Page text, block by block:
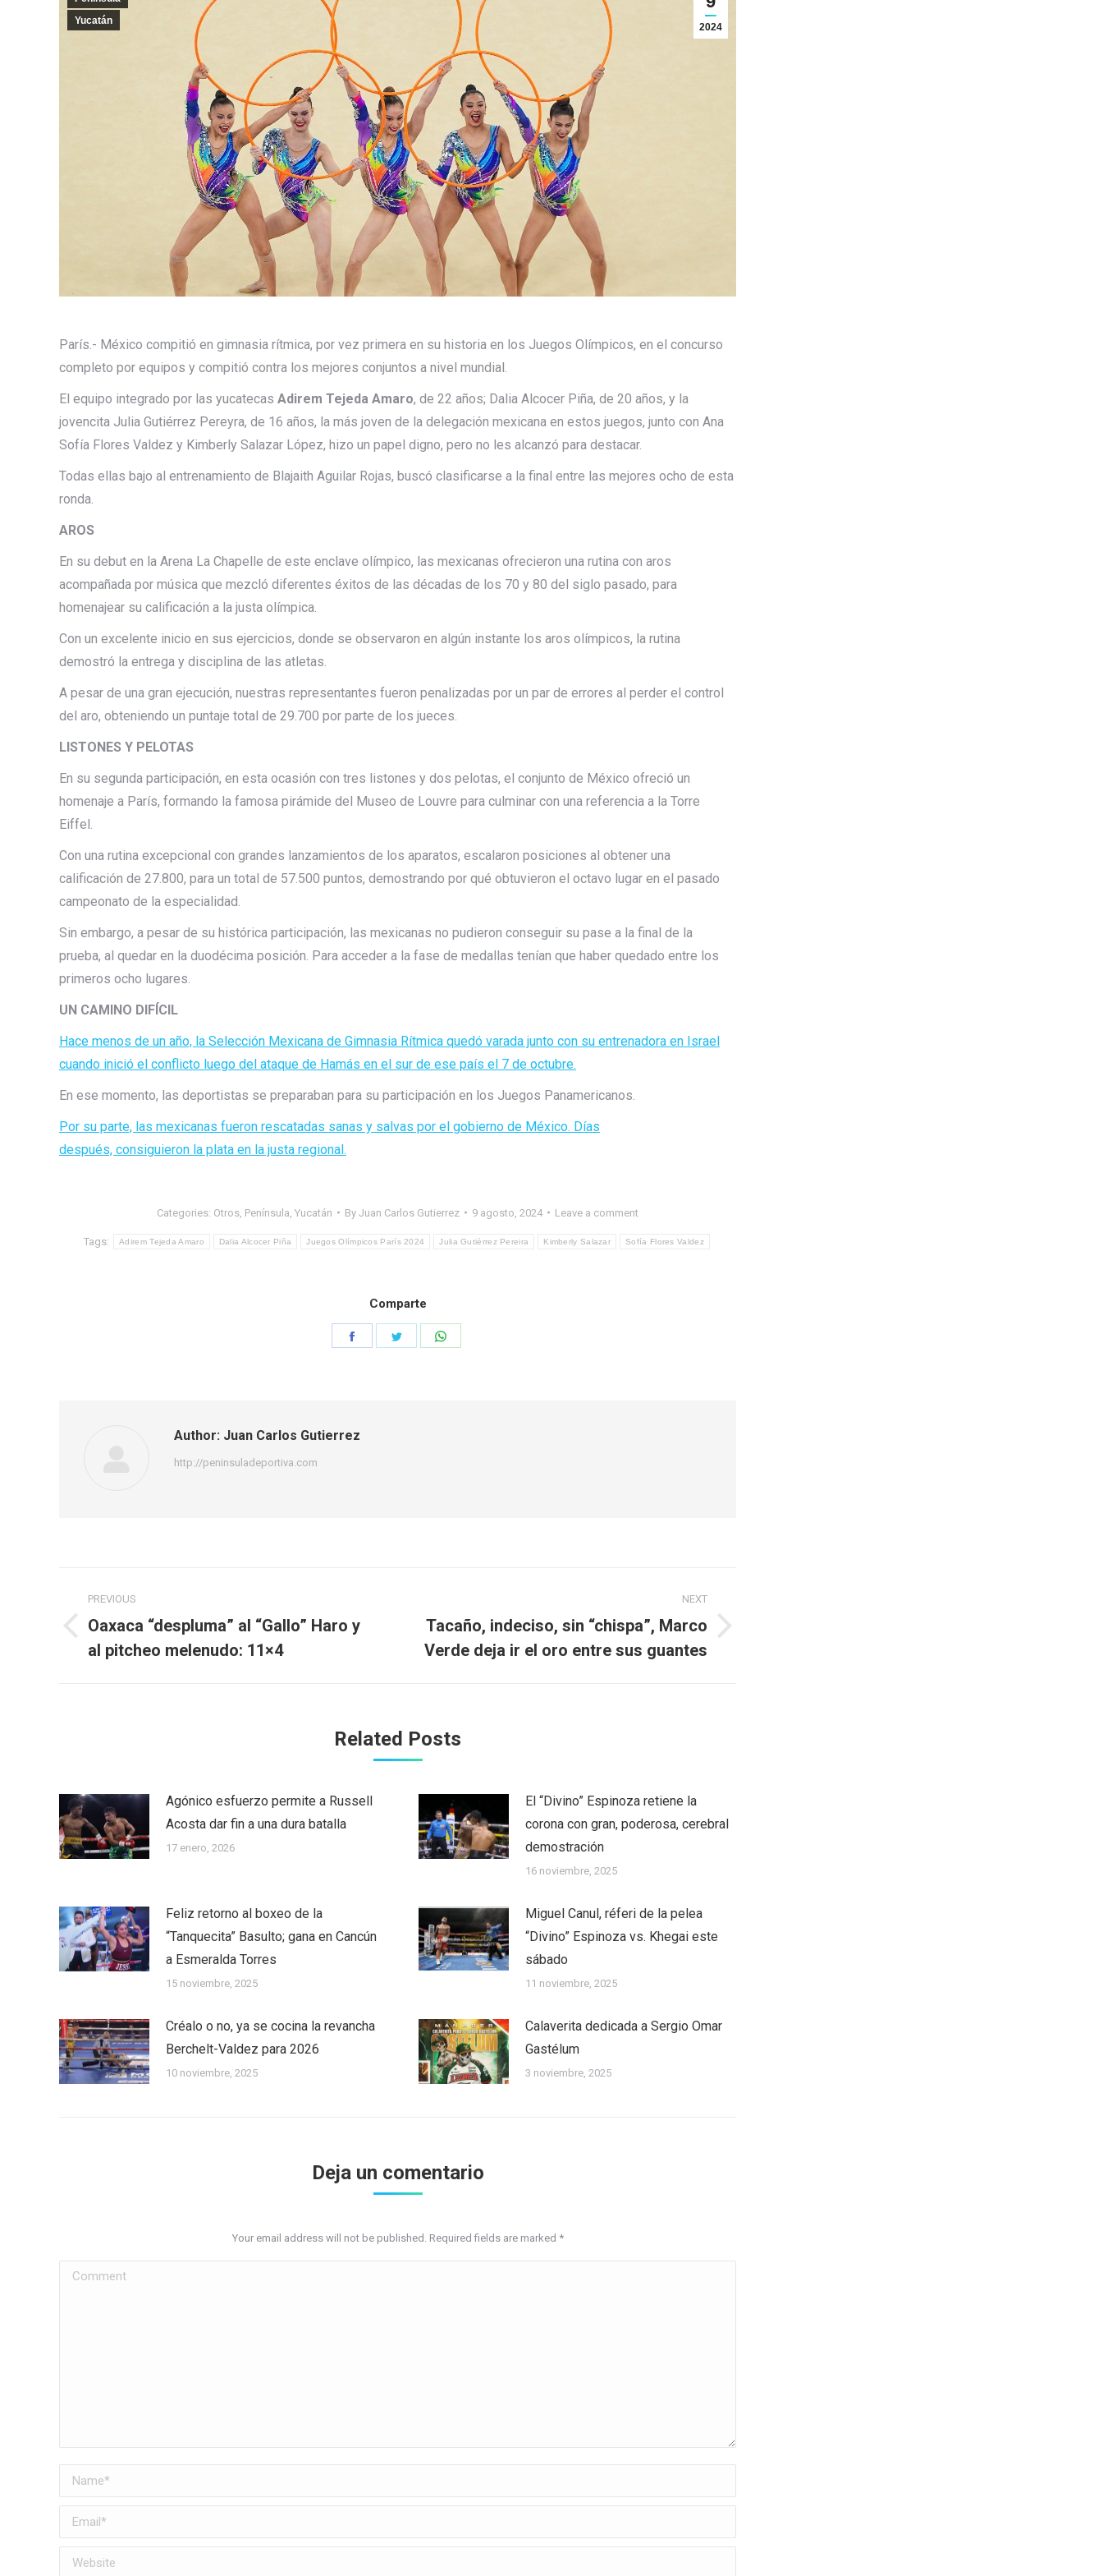
2024
Yucatán
París.- México compitió en gimnasia rítmica, por vez primera en su historia en los Juegos Olímpicos, en el concurso
completo por equipos y compitió contra los mejores conjuntos a nivel mundial.
El equipo integrado por las yucatecas Adirem Tejeda Amaro, de 22 años; Dalia Alcocer Piña, de 20 años, y la
jovencita Julia Gutiérrez Pereyra, de 16 años, la más joven de la delegación mexicana en estos juegos, junto con Ana
Sofía Flores Valdez y Kimberly Salazar López, hizo un papel digno, pero no les alcanzó para destacar.
Todas ellas bajo al entrenamiento de Blajaith Aguilar Rojas, buscó clasificarse a la final entre las mejores ocho de esta
ronda.
AROS
En su debut en la Arena La Chapelle de este enclave olímpico, las mexicanas ofrecieron una rutina con aros
acompañada por música que mezcló diferentes éxitos de las décadas de los 70 y 80 del siglo pasado, para
homenajear su calificación a la justa olímpica.
Con un excelente inicio en sus ejercicios, donde se observaron en algún instante los aros olímpicos, la rutina
demostró la entrega y disciplina de las atletas.
A pesar de una gran ejecución, nuestras representantes fueron penalizadas por un par de errores al perder el control
del aro, obteniendo un puntaje total de 29.700 por parte de los jueces.
LISTONES Y PELOTAS
En su segunda participación, en esta ocasión con tres listones y dos pelotas, el conjunto de México ofreció un
homenaje a París, formando la famosa pirámide del Museo de Louvre para culminar con una referencia a la Torre
Eiffel.
Con una rutina excepcional con grandes lanzamientos de los aparatos, escalaron posiciones al obtener una
calificación de 27.800, para un total de 57.500 puntos, demostrando por qué obtuvieron el octavo lugar en el pasado
campeonato de la especialidad.
Sin embargo, a pesar de su histórica participación, las mexicanas no pudieron conseguir su pase a la final de la
prueba, al quedar en la duodécima posición. Para acceder a la fase de medallas tenían que haber quedado entre los
primeros ocho lugares.
UN CAMINO DIFÍCIL
Hace menos de un año, la Selección Mexicana de Gimnasia Rítmica quedó varada junto con su entrenadora en Israel
cuando inició el conflicto luego del ataque de Hamás en el sur de ese país el 7 de octubre.
En ese momento, las deportistas se preparaban para su participación en los Juegos Panamericanos.
Por su parte, las mexicanas fueron rescatadas sanas y salvas por el gobierno de México. Días
después, consiguieron la plata en la justa regional.
Categories: Otros Península Yucatán By Juan Carlos Gutierrez 9 agosto, 2024 Leave a comment
Tags: Adirem Tejeda Amaro Dalia Alcocer Piña Juegos Olímpicos París 2024 Julia Gutiérrez Pereira Kimberly Salazar Sofía Flores Valdez
Comparte
Share
Author: Juan Carlos Gutierrez
http://peninsuladeportiva.com
navigation
PREVIOUS
Previous
post:
Oaxaca “despluma” al “Gallo” Haro y
al pitcheo melenudo: 11×4
NEXT
Next
post:
Tacaño, indeciso, sin “chispa”, Marco
Verde deja ir el oro entre sus guantes
Related Posts
Agónico esfuerzo permite a Russell
Acosta dar fin a una dura batalla
17 enero, 2026
El “Divino” Espinoza retiene la
corona con gran, poderosa, cerebral
demostración
16 noviembre, 2025
Feliz retorno al boxeo de la
“Tanquecita” Basulto; gana en Cancún
a Esmeralda Torres
15 noviembre, 2025
Miguel Canul, réferi de la pelea
“Divino” Espinoza vs. Khegai este
sábado
11 noviembre, 2025
Créalo o no, ya se cocina la revancha
Berchelt-Valdez para 2026
10 noviembre, 2025
Calaverita dedicada a Sergio Omar
Gastélum
3 noviembre, 2025
Deja un comentario
Your email address will not be published. Required fields are marked *
Comment
Name *
Email *
Website